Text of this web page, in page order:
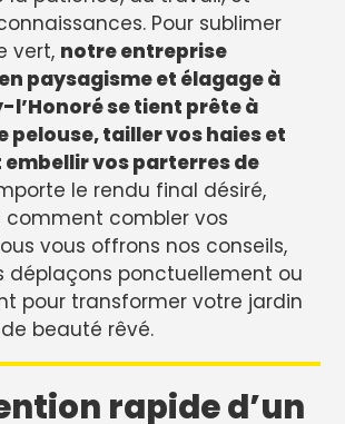
Pour sublimer
vert, notre entreprise
paysagisme et élagage à
l’Honoré se tient prête à
pelouse, tailler vos haies et
vos parterres de
le rendu final désiré,
comment combler vos
vous offrons nos conseils,
déplaçons ponctuellement ou
pour transformer votre jardin
beauté rêvé.
rapide d’un